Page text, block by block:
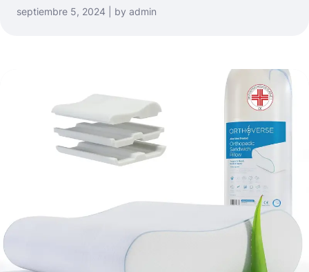
septiembre 5, 2024 | by admin